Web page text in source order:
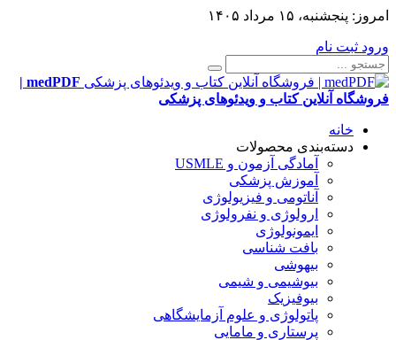
امروز: پنجشنبه، ۱۵ مرداد ۱۴۰۵
ورود ثبت نام
medPDF |
فروشگاه آنلاین کتاب و ویدئوهای پزشکی
خانه
دسته‌بندی محصولات
آمادگی آزمون و USMLE
آموزش پزشکی
آناتومی و فیزیولوژی
ارولوژی و نفرولوژی
ایمونولوژی
بافت شناسی
بیهوشی
بیوشیمی و شیمی
بیوفیزیک
پاتولوژی و علوم آزمایشگاهی
پرستاری و مامایی